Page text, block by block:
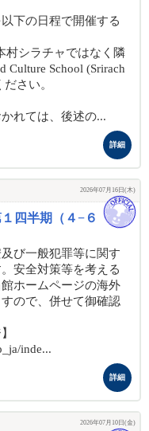
下の日程で開催する
村シラチャではなく隣
Culture School (Srirach
さい。
れては、後述の...
詳細
2026年07月16日(木)
四半期（４−６
び一般犯罪等に関す
安全対策等を考える
ホームページの海外
ので、併せて御確認
inde...
詳細
2026年07月10日(金)